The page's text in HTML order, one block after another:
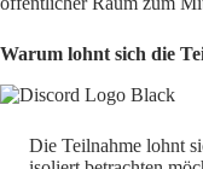
Warum lohnt sich die
Die Teilnahme lohnt